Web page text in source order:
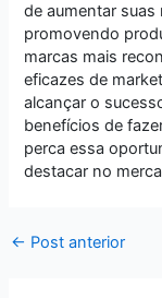
de aumentar suas
promovendo
marcas mais
eficazes de
alcançar o
benefícios de
perca essa
destacar no
← Post anterior